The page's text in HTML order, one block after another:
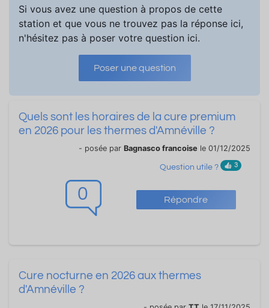
Si vous avez une question à propos de cette
station et que vous ne trouvez pas la réponse ici,
n'hésitez pas à poser votre question ici.
Poser une question
0 Répondre
Quels sont les horaires de la cure premium
en 2026 pour les thermes d'Amnéville ?
- posée par Bagnasco francoise le 01/12/2025
Question utile ? 3
Cure nocturne en 2026 aux thermes
d'Amnéville ?